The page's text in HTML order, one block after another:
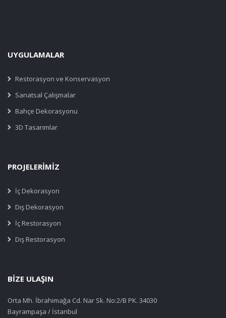
UYGULAMALAR
Restorasyon ve Konservasyon
Sanatsal Çalışmalar
Bahçe Dekorasyonu
3D Tasarımlar
PROJELERİMİZ
İç Dekorasyon
Dış Dekorasyon
İç Restorasyon
Dış Restorasyon
BİZE ULAŞIN
Orta Mh. İbrahimağa Cd. Nar Sk. No:2/B PK. 34030
Bayrampaşa / İstanbul